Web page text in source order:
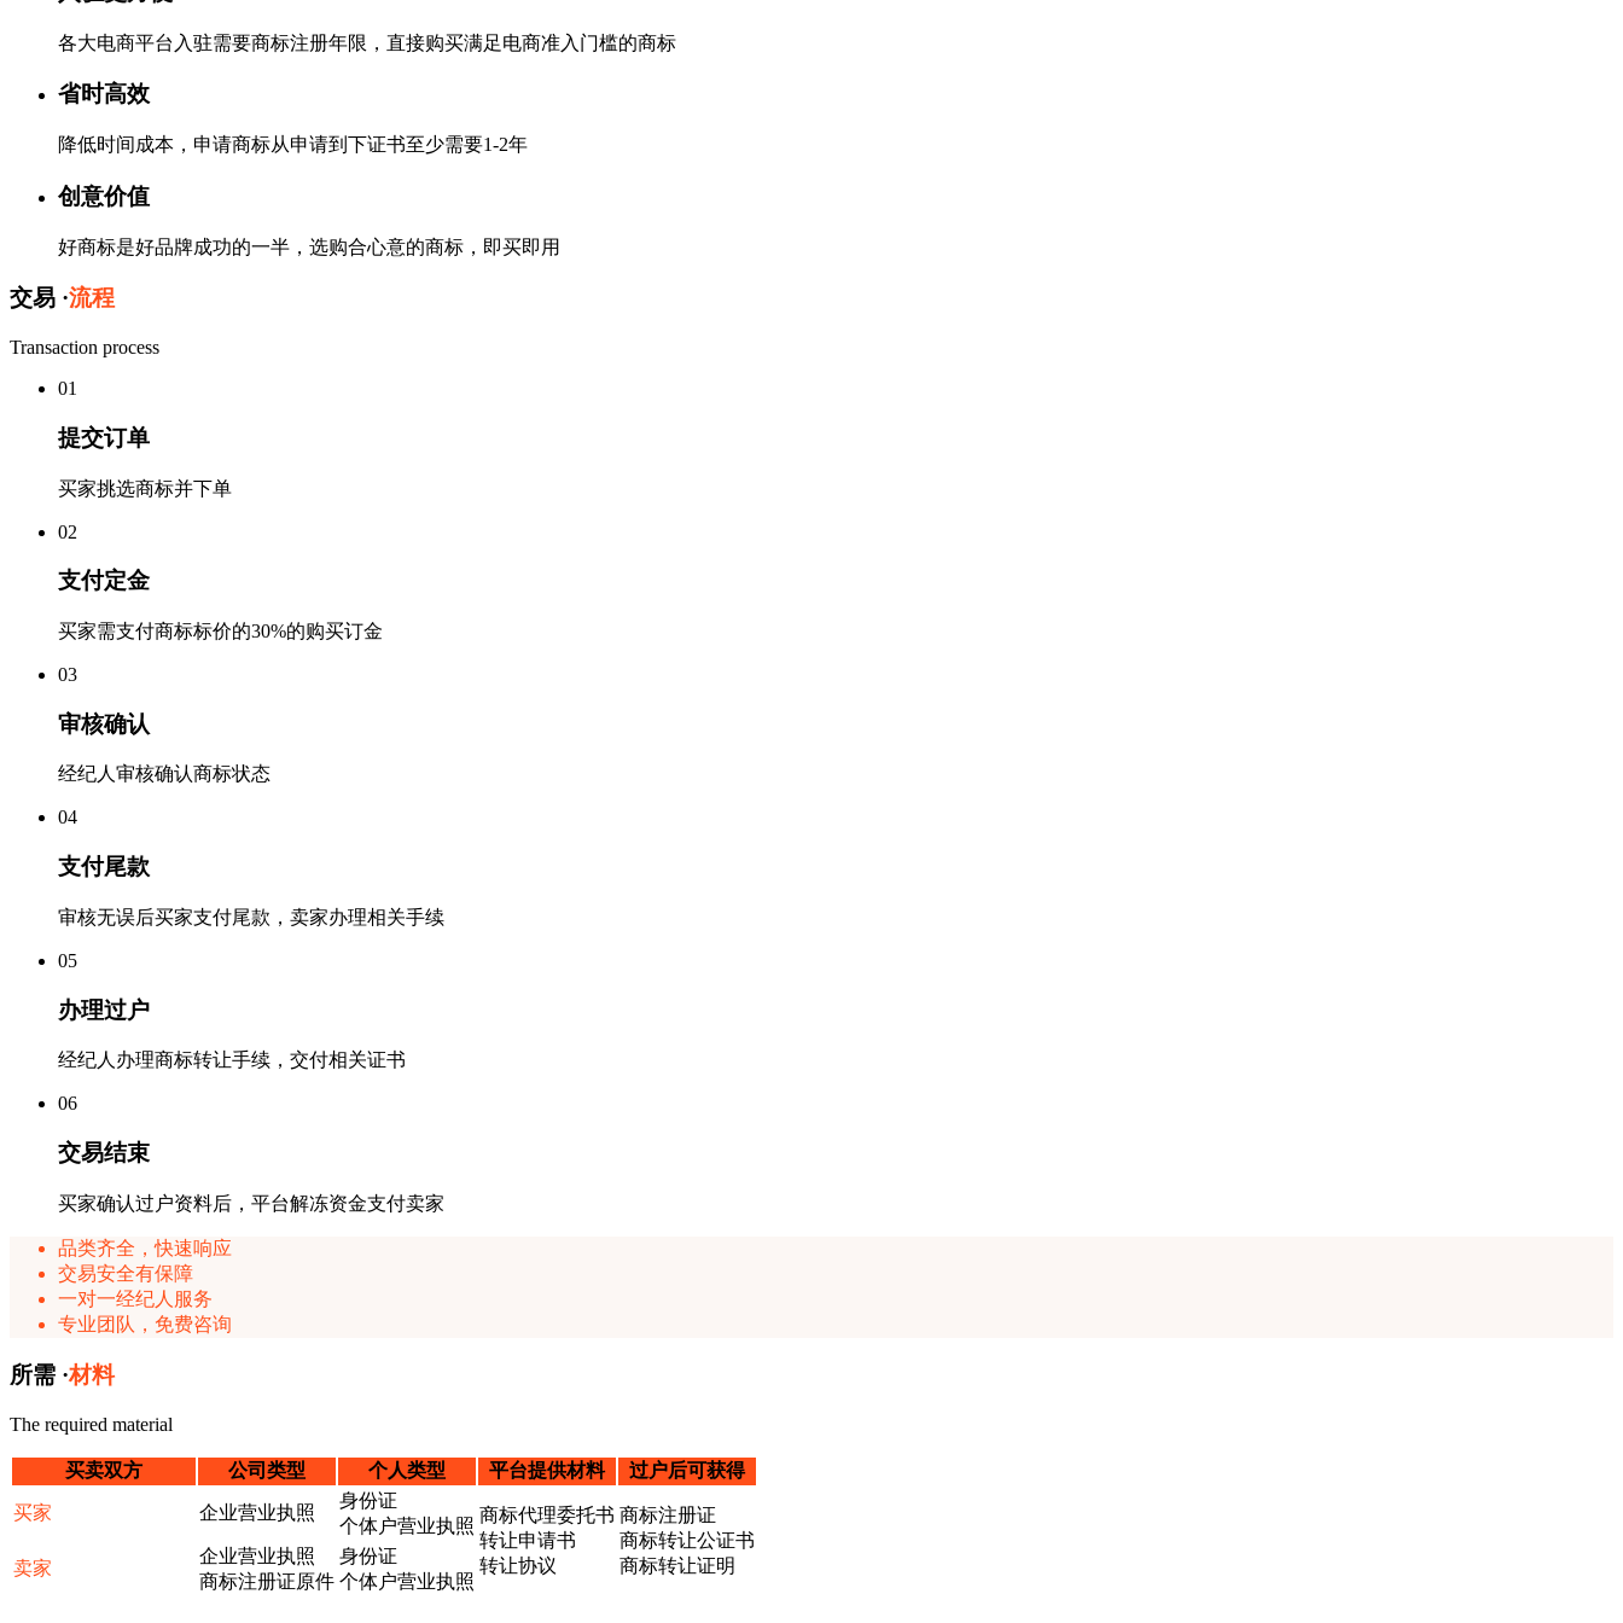
各大电商平台入驻需要商标注册年限，直接购买满足电商准入门槛的商标
省时高效
降低时间成本，申请商标从申请到下证书至少需要1-2年
创意价值
好商标是好品牌成功的一半，选购合心意的商标，即买即用
交易 ·流程
Transaction process
01
提交订单
买家挑选商标并下单
02
支付定金
买家需支付商标标价的30%的购买订金
03
审核确认
经纪人审核确认商标状态
04
支付尾款
审核无误后买家支付尾款，卖家办理相关手续
05
办理过户
经纪人办理商标转让手续，交付相关证书
06
交易结束
买家确认过户资料后，平台解冻资金支付卖家
品类齐全，快速响应
交易安全有保障
一对一经纪人服务
专业团队，免费咨询
所需 ·材料
The required material
买卖双方 公司类型 个人类型 平台提供材料 过户后可获得
买家 企业营业执照
身份证
个体户营业执照
商标代理委托书
转让申请书
转让协议
商标注册证
商标转让公证书
商标转让证明
卖家
企业营业执照
商标注册证原件
身份证
个体户营业执照